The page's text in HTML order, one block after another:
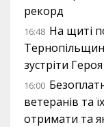
рекорд
16:48 На щиті
зустріти Героя
16:00
ветеранів та
отримати та